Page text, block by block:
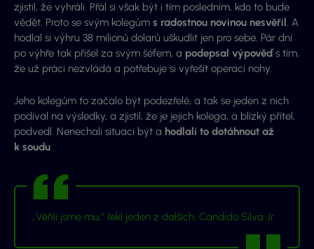
zjistil, že vyhráli. Přál si však být i tím posledním, kdo to bude
vědět. Proto se svým kolegům s radostnou novinou nesvěřil . A
hodlal si výhru 38 milionů dolarů uškudlit jen pro sebe. Pár dní
po výhře tak přišel za svým šéfem, a podepsal výpověďs tím,
že už práci nezvládá a potřebuje si vyřešit operaci nohy.
Jeho kolegům to začalo být podezřelé, a tak se jeden z nich
podíval na výsledky, a zjistil, že je jejich kolega, a blízký přítel,
podvedl. Nenechali situaci být a hodlali to dotáhnout až
k soudu.
„Věřili jsme mu,“ řekl jeden z dalších, Candido Silva Jr.